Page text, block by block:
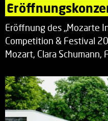
Eröffnung des „Mozarte
Competition & Festival
Mozart, Clara Schumann,